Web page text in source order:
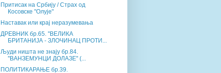
Притисак на Србију / Страх од
Косовске "Олује"
Наставак или крај неразумевања
ДРЕВНИК бр.65. ''ВЕЛИКА
БРИТАНИЈА - ЗЛОЧИНАЦ ПРОТИ...
Људи ништа не знају бр.84.
''ВАНЗЕМУНЦИ ДОЛАЗЕ'' (...
ПОЛИТИКАРАЊЕ бр.39.